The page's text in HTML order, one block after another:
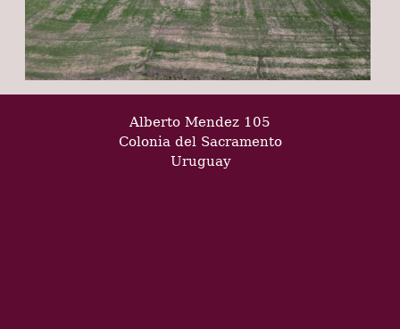
Alberto Mendez 105
Colonia del Sacramento
Uruguay